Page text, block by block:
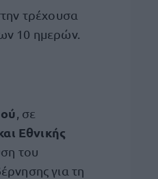
τρέχουσα
10 ημερών.
, σε
Εθνικής
του
για τη